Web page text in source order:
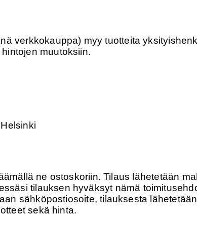
verkkokauppa) myy tuotteita
muutoksiin.
ne ostoskoriin. Tilaus lähetetään
tilauksen hyväksyt nämä
sähköpostiosoite, tilauksesta
sekä hinta.